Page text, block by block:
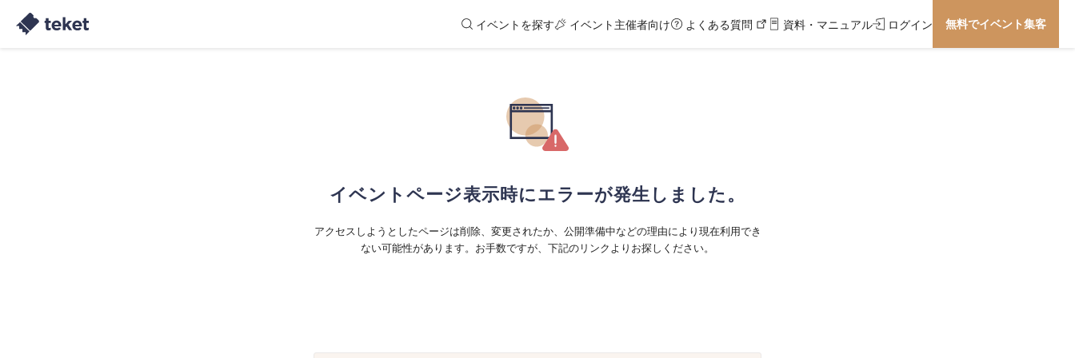
イベントを探す イベント主催者向け よくある質問 資料・マニュアル ログイン 無料でイベント集客
イベントページ表示時にエラーが発生しました。
アクセスしようとしたページは削除、変更されたか、公開準備中などの理由により現在利用でき
ない可能性があります。お手数ですが、下記のリンクよりお探しください。